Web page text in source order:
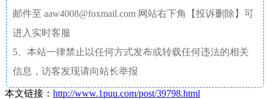
邮件至 aaw4008@foxmail.com 网站右下角【投诉删除】可
进入实时客服
5、本站一律禁止以任何方式发布或转载任何违法的相关
信息，访客发现请向站长举报
本文链接： http://www.1puu.com/post/39798.html